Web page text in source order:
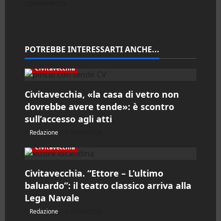
n
e
a
r
t
i
c
o
POTREBBE INTERESSARTI ANCHE...
Civitavecchia
Civitavecchia, «la casa di vetro non
dovrebbe avere tende»: è scontro
sull’accesso agli atti
Redazione
Civitavecchia
Civitavecchia. “Ettore – L’ultimo
baluardo”: il teatro classico arriva alla
Lega Navale
Redazione